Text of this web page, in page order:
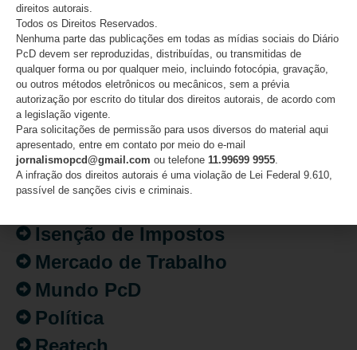
CATEGORIAS
Acessibilidade
Artigo/Opinião
Atualidades
Destaques
Fatos
Isenção de Impostos
Mercado de Trabalho
Mundo PcD
Política
Reatech
direitos autorais.
Todos os Direitos Reservados.
Nenhuma parte das publicações em todas as mídias sociais do Diário
PcD devem ser reproduzidas, distribuídas, ou transmitidas de
qualquer forma ou por qualquer meio, incluindo fotocópia, gravação,
ou outros métodos eletrônicos ou mecânicos, sem a prévia
autorização por escrito do titular dos direitos autorais, de acordo com
a legislação vigente.
Para solicitações de permissão para usos diversos do material aqui
apresentado, entre em contato por meio do e-mail
jornalismopcd@gmail.com ou telefone 11.99699 9955.
A infração dos direitos autorais é uma violação de Lei Federal 9.610,
passível de sanções civis e criminais.